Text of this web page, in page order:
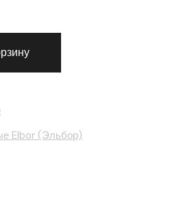
фалевые Elbor (Эльбор)
Elbor (Эльбор)